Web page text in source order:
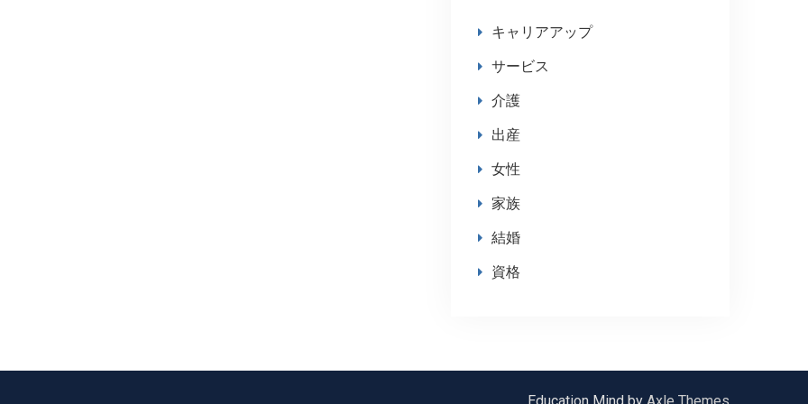
キャリアアップ
サービス
介護
出産
女性
家族
結婚
資格
Education Mind by Axle Themes